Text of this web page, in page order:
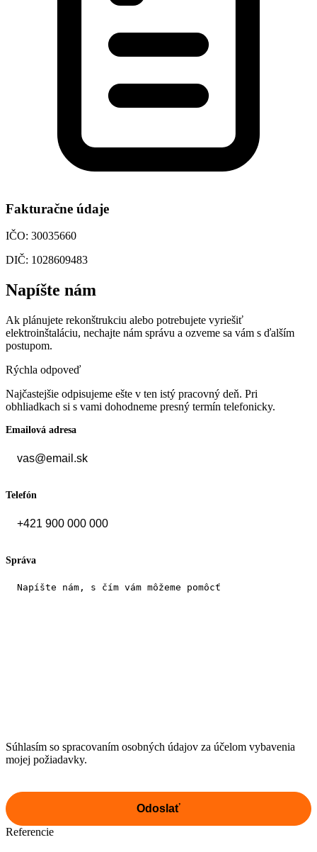
Fakturačne údaje
IČO: 30035660
DIČ: 1028609483
Napíšte nám
Ak plánujete rekonštrukciu alebo potrebujete vyriešiť
elektroinštaláciu, nechajte nám správu a ozveme sa vám s ďalším
postupom.
Rýchla odpoveď
Najčastejšie odpisujeme ešte v ten istý pracovný deň. Pri
obhliadkach si s vami dohodneme presný termín telefonicky.
Emailová adresa
Telefón
Správa
Súhlasím so spracovaním osobných údajov za účelom vybavenia
mojej požiadavky.
Referencie